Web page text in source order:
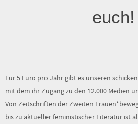
euch!
Für 5 Euro pro Jahr gibt es unseren
mit dem ihr Zugang zu den 12.000 Medien
Von Zeitschriften der Zweiten
bis zu aktueller feministischer Literatur ist